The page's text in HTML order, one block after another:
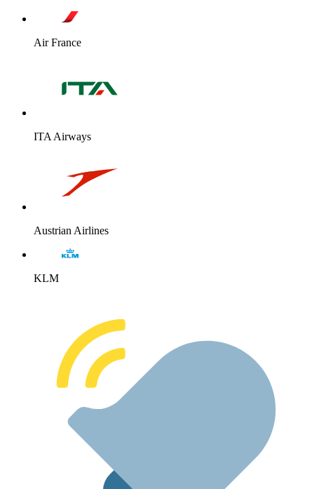
Air France
ITA Airways
Austrian Airlines
KLM